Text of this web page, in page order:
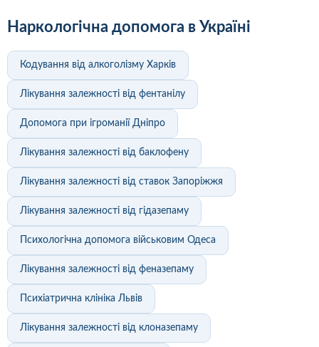
Наркологічна допомога в Україні
Кодування від алкоголізму Харків
Лікування залежності від фентанілу
Допомога при ігроманії Дніпро
Лікування залежності від баклофену
Лікування залежності від ставок Запоріжжя
Лікування залежності від гідазепаму
Психологічна допомога військовим Одеса
Лікування залежності від феназепаму
Психіатрична клініка Львів
Лікування залежності від клоназепаму